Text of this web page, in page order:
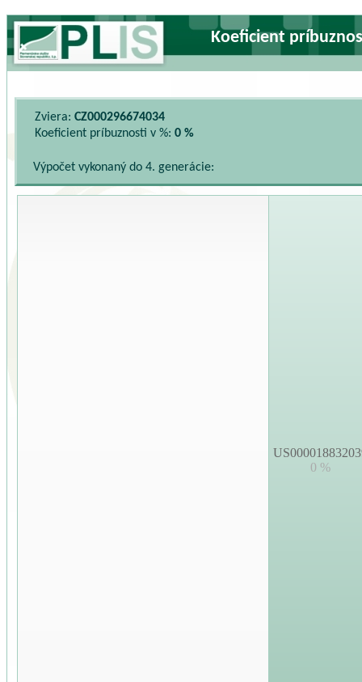
Koeficient
Zviera: CZ000296674034
Koeficient príbuznosti v %: 0 %
Výpočet vykonaný do 4. generácie:
0 %